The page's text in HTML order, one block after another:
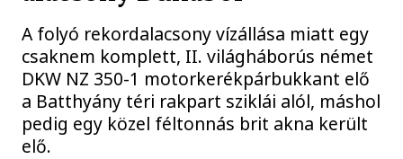
A folyó rekordalacsony vízállása miatt egy
csaknem komplett, II. világháborús német
DKW NZ 350-1 motorkerékpárbukkant elő
a Batthyány téri rakpart sziklái alól, máshol
pedig egy közel féltonnás brit akna került
elő.